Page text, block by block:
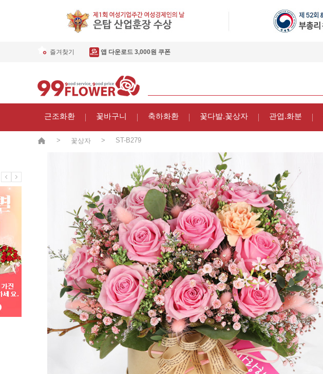
즐겨찾기 앱 다운로드 3,000원 쿠폰
근조화환 꽃바구니 축하화환 꽃다발.꽃상자 관엽.화분
> 꽃상자 > ST-B279